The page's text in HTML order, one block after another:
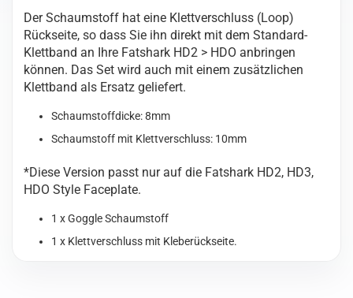
Der Schaumstoff hat eine Klettverschluss (Loop)
Rückseite, so dass Sie ihn direkt mit dem Standard-
Klettband an Ihre Fatshark HD2 > HDO anbringen
können. Das Set wird auch mit einem zusätzlichen
Klettband als Ersatz geliefert.
Schaumstoffdicke: 8mm
Schaumstoff mit Klettverschluss: 10mm
*Diese Version passt nur auf die Fatshark HD2, HD3,
HDO Style Faceplate.
1 x Goggle Schaumstoff
1 x Klettverschluss mit Kleberückseite.